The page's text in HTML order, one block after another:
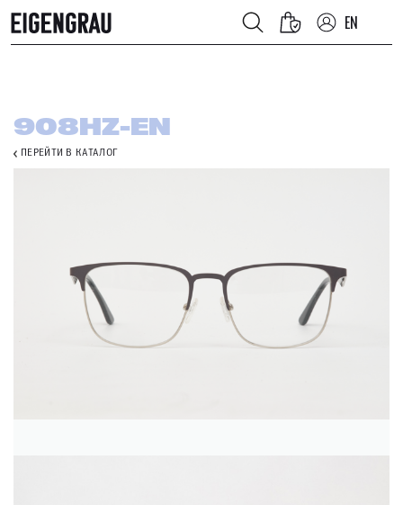
EN
908HZ-EN
ПЕРЕЙТИ В КАТАЛОГ